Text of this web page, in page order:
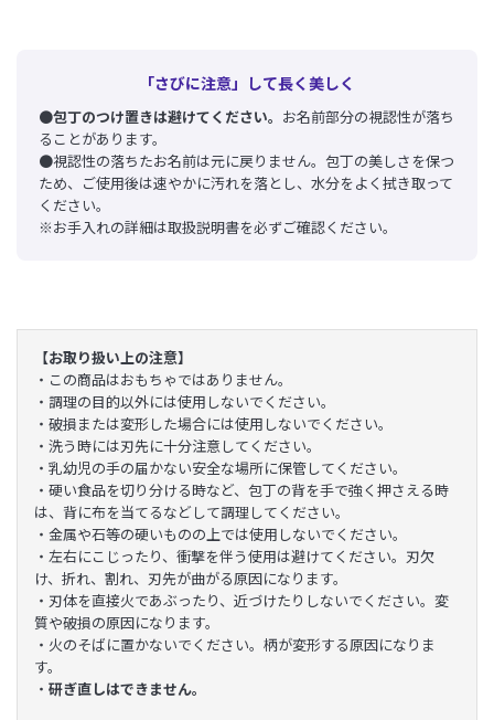
「さびに注意」して長く美しく
●包丁のつけ置きは避けてください。 お名前部分の視認性が落ち
ることがあります。
●視認性の落ちたお名前は元に戻りません。包丁の美しさを保つ
ため、ご使用後は速やかに汚れを落とし、水分をよく拭き取って
ください。
※お手入れの詳細は取扱説明書を必ずご確認ください。
【お取り扱い上の注意】
・この商品はおもちゃではありません。
・調理の目的以外には使用しないでください。
・破損または変形した場合には使用しないでください。
・洗う時には刃先に十分注意してください。
・乳幼児の手の届かない安全な場所に保管してください。
・硬い食品を切り分ける時など、包丁の背を手で強く押さえる時
は、背に布を当てるなどして調理してください。
・金属や石等の硬いものの上では使用しないでください。
・左右にこじったり、衝撃を伴う使用は避けてください。刃欠
け、折れ、割れ、刃先が曲がる原因になります。
・刃体を直接火であぶったり、近づけたりしないでください。変
質や破損の原因になります。
・火のそばに置かないでください。柄が変形する原因になりま
す。
・ 研ぎ直しはできません。